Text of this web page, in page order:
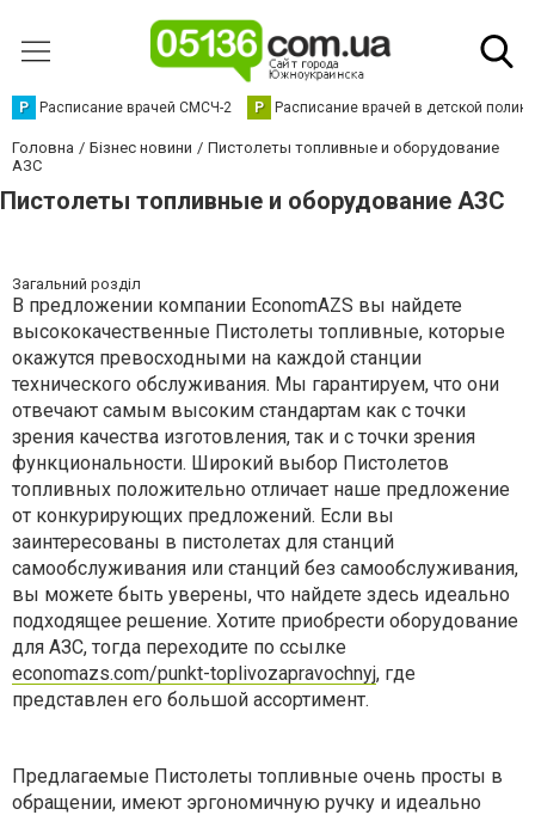
Р Расписание врачей СМСЧ-2 Р Расписание врачей в детской
Головна Бізнес новини
Пистолеты топливные и оборудование
АЗС
Пистолеты топливные и оборудование АЗС
Загальний розділ
В предложении компании EconomAZS вы найдете
высококачественные Пистолеты топливные, которые
окажутся превосходными на каждой станции
технического обслуживания. Мы гарантируем, что они
отвечают самым высоким стандартам как с точки
зрения качества изготовления, так и с точки зрения
функциональности. Широкий выбор Пистолетов
топливных положительно отличает наше предложение
от конкурирующих предложений. Если вы
заинтересованы в пистолетах для станций
самообслуживания или станций без самообслуживания,
вы можете быть уверены, что найдете здесь идеально
подходящее решение. Хотите приобрести оборудование
для АЗС, тогда переходите по ссылке
economazs.com/punkt-toplivozapravochnyj, где
представлен его большой ассортимент.
Предлагаемые Пистолеты топливные очень просты в
обращении, имеют эргономичную ручку и идеально